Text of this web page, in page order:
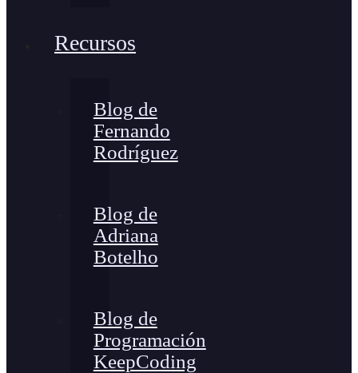
Recursos
Blog de
Fernando
Rodríguez
Blog de
Adriana
Botelho
Blog de
Programación
KeepCoding